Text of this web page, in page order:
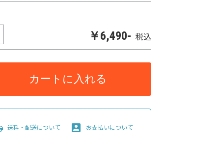
￥6,490- 税込
カートに入れる
送料・配送について account_box お支払いについて